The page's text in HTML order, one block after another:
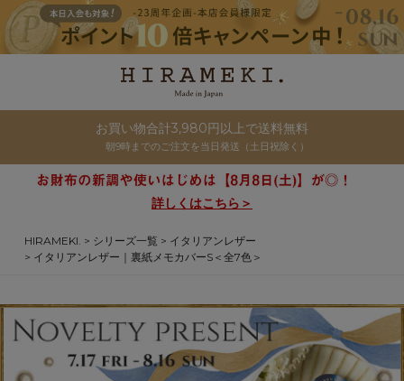
お買い物合計3,980円以上で送料無料
朝9時までのご注文を当日発送（土日祝除く）
詳しくはこちら＞
HIRAMEKI. シリーズ一覧
イタリアンレザー
イタリアンレザー｜裏紙メモカバーS＜全7色＞